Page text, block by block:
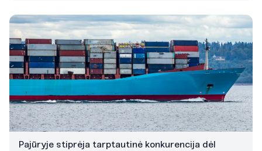
Pajūryje stiprėja tarptautinė konkurencija dėl